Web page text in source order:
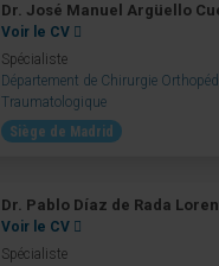
Dr. José Manuel Argüello
Voir le CV
Spécialiste
Département de Chirurgie
Traumatologique
Siège de Madrid
Dr. Pablo Díaz de Rada
Voir le CV
Spécialiste